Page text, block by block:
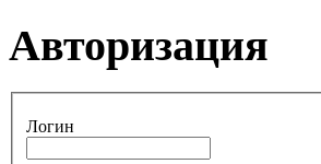
Авторизация
Логин